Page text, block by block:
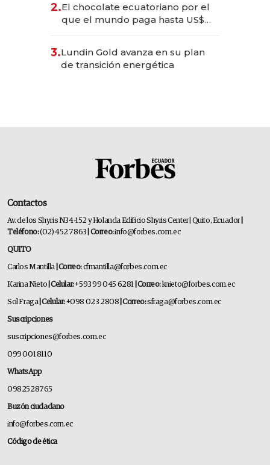
2.El chocolate ecuatoriano por el
que el mundo paga hasta US$
3.Lundin Gold avanza en su plan
de transición energética
Contactos
Av. de los Shyris N34-152 y Holanda Edificio Shyris Center | Quito, Ecuador
Teléfono:(02) 452 7863 | Correo:info@forbes.com.ec
QUITO
Carlos Mantilla | Correo:cfmantilla@forbes.com.ec
Karina Nieto | Celular:+593 99 045 6281 | Correo: knieto@forbes.com.ec
Sol Fraga | Celular:+098 023 2808 | Correo:sfraga@forbes.com.ec
Suscripciones
suscripciones@forbes.com.ec
099 001 8110
WhatsApp
0982528765
Buzón ciudadano
info@forbes.com.ec
Código de ética